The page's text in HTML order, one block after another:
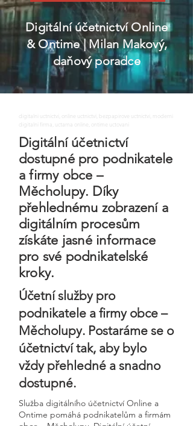
Digitální účetnictví Online
& Ontime| Milan Makový,
daňový poradce
digitalni uctnictvi, online uctnictvi, bezpapirove uctnictvi, moderni
digitalni firma, uctarna online, ontime uctovani
Digitální účetnictví
dostupné pro podnikatele
a firmy obce –
Měcholupy. Díky
přehlednému zobrazení a
digitálním procesům
získáte jasné informace
pro své podnikatelské
kroky.
Účetní služby pro
podnikatele a firmy obce –
Měcholupy. Postaráme se o
účetnictví tak, aby bylo
vždy přehledné a snadno
dostupné.
Služba digitálního účetnictví Online a
Ontime pomáhá podnikatelům a firmám